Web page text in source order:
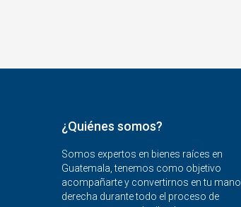
¿Quiénes somos?
Somos expertos en bienes raíces en
Guatemala, tenemos como objetivo
acompañarte y convertirnos en tu mano
derecha durante todo el proceso de